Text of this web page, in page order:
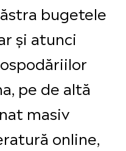
bugetele
și atunci
pe de altă
masiv
online,